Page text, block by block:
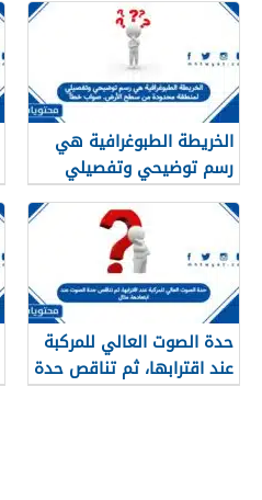
الخريطة الطبوغرافية هي
رسم توضيحي وتفصيلي
لمنطقة محدودة من سطح
الأرض. صواب خطأ
حدة الصوت العالي للمركبة
عند اقترابها، ثم تناقص حدة
الصوت عند ابتعادها، مثال